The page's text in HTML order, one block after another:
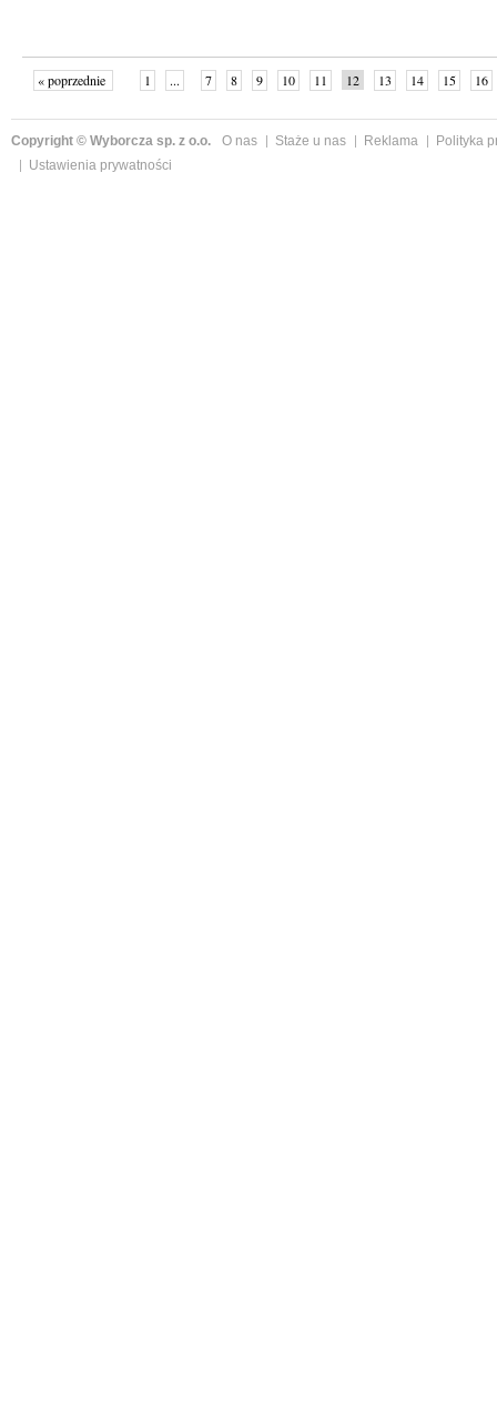
« poprzednie 1 ... 7 8 9 10 11 12 13 14 15 16
Copyright © Wyborcza sp. z o.o. O nas Staże u nas Reklama
Polityka
Ustawienia prywatności